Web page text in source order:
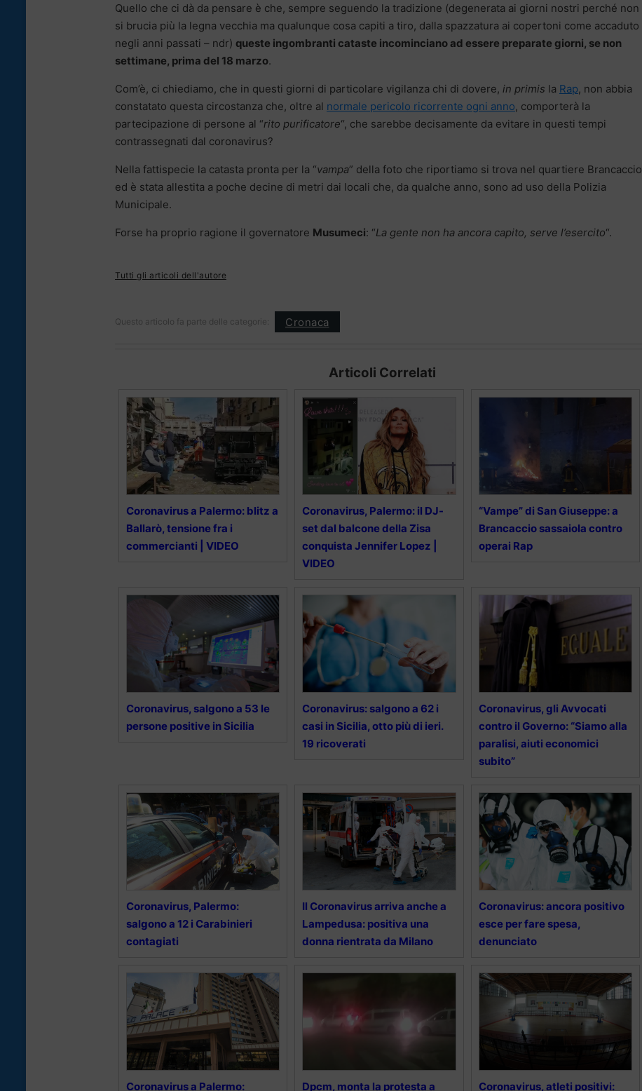
Quello che ci dà da pensare è che, sempre seguendo la tradizione (degenerata ai giorni nostri perché non
si brucia più la legna vecchia ma qualunque cosa capiti a tiro, dalla spazzatura ai copertoni come accaduto
negli anni passati – ndr) queste ingombranti cataste incominciano ad essere preparate giorni, se non
settimane, prima del 18 marzo.
Com’è, ci chiediamo, che in questi giorni di particolare vigilanza chi di dovere, in primis la Rap, non abbia
constatato questa circostanza che, oltre al normale pericolo ricorrente ogni anno, comporterà la
partecipazione di persone al “rito purificatore“, che sarebbe decisamente da evitare in questi tempi
contrassegnati dal coronavirus?
Nella fattispecie la catasta pronta per la “vampa” della foto che riportiamo si trova nel quartiere Brancaccio
ed è stata allestita a poche decine di metri dai locali che, da qualche anno, sono ad uso della Polizia
Municipale.
Forse ha proprio ragione il governatore Musumeci: “La gente non ha ancora capito, serve l’esercito“.
Tutti gli articoli dell'autore
Questo articolo fa parte delle categorie: Cronaca
Articoli Correlati
Coronavirus a Palermo: blitz a
Ballarò, tensione fra i
commercianti | VIDEO
Coronavirus, Palermo: il DJ-
set dal balcone della Zisa
conquista Jennifer Lopez |
VIDEO
“Vampe” di San Giuseppe: a
Brancaccio sassaiola contro
operai Rap
Coronavirus, salgono a 53 le
persone positive in Sicilia
Coronavirus: salgono a 62 i
casi in Sicilia, otto più di ieri.
19 ricoverati
Coronavirus, gli Avvocati
contro il Governo: “Siamo alla
paralisi, aiuti economici
subito”
Coronavirus, Palermo:
salgono a 12 i Carabinieri
contagiati
Il Coronavirus arriva anche a
Lampedusa: positiva una
donna rientrata da Milano
Coronavirus: ancora positivo
esce per fare spesa,
denunciato
Coronavirus a Palermo: Dpcm, monta la protesta a Coronavirus, atleti positivi: